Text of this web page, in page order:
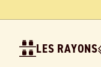
LES RAYONS